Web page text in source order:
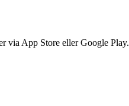
via App Store eller Google Play.